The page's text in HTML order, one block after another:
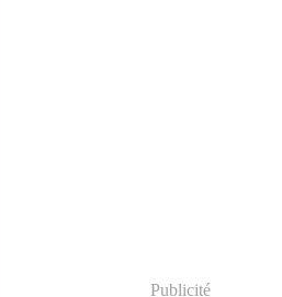
Publicité